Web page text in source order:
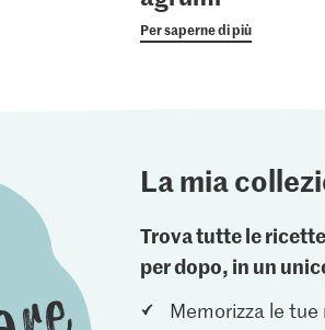
Per saperne di più
La mia
Trova tutte le
per dopo, in un
Memorizza le